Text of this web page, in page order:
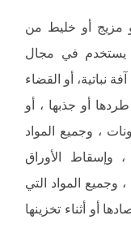
مزيج أو خليط من
يستخدم في مجال
نباتية، أو القضاء
أو جذبها ، أو
، وجميع المواد
، وإسقاط الأوراق
، وجميع المواد التي
أو أثناء تخزينها